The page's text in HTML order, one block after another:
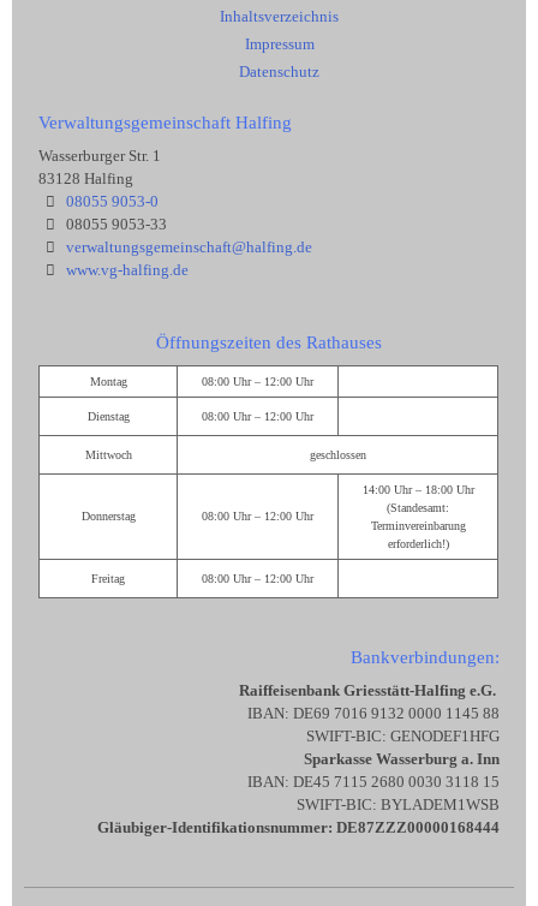
Inhaltsverzeichnis
Impressum
Datenschutz
Verwaltungsgemeinschaft Halfing
Wasserburger Str. 1
83128 Halfing
08055 9053-0
08055 9053-33
verwaltungsgemeinschaft@halfing.de
www.vg-halfing.de
Öffnungszeiten des Rathauses
Montag 08:00 Uhr – 12:00 Uhr
Dienstag 08:00 Uhr – 12:00 Uhr
Mittwoch geschlossen
Donnerstag 08:00 Uhr – 12:00 Uhr
14:00 Uhr – 18:00 Uhr
(Standesamt:
Terminvereinbarung
erforderlich!)
Freitag 08:00 Uhr – 12:00 Uhr
Bankverbindungen:
Raiffeisenbank Griesstätt-Halfing e.G.
IBAN: DE69 7016 9132 0000 1145 88
SWIFT-BIC: GENODEF1HFG
Sparkasse Wasserburg a. Inn
IBAN: DE45 7115 2680 0030 3118 15
SWIFT-BIC: BYLADEM1WSB
Gläubiger-Identifikationsnummer: DE87ZZZ00000168444